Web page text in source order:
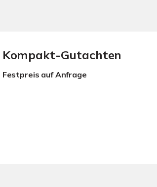
Kompakt-Gutachten
Festpreis auf Anfrage